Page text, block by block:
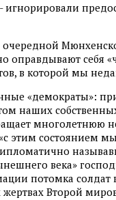
игнорировали
очередной
оправдывают себя
в которой мы
«демократы»:
наших
многолетнюю
этим состоянием
века»
потомка солдат
Второй